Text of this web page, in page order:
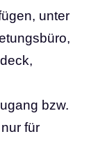
unter
bzw.
für